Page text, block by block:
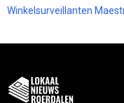
Winkelsurveillanten